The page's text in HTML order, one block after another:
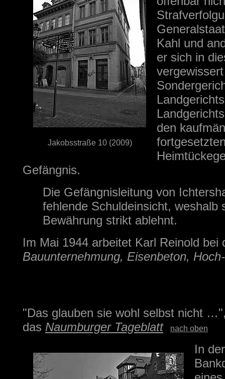
Jakobsstraße 10 (2009)
Kahl und
er sich in
den
Gefängnis.
Die Gefängnisleitung von
fehlende Schuldeinsicht,
Bewährung strikt ablehnt.
Im Mai 1944 arbeitet Karl Reinold
Bauunternehmung, Eisenbeton,
"Das glauben sie wohl selbst nicht
das Naumburger Tageblatt nach oben
In